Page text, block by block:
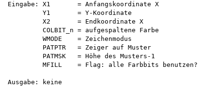
Eingabe: X1       = Anfangskoordinate X
         Y1       = Y-Koordinate
         X2       = Endkoordinate X
         COLBIT_n = aufgespaltene Farbe
         WMODE    = Zeichenmodus
         PATPTR   = Zeiger auf Muster
         PATMSK   = Höhe des Musters-1
         MFILL    = Flag: alle Farbbits benutzen?
Ausgabe: keine